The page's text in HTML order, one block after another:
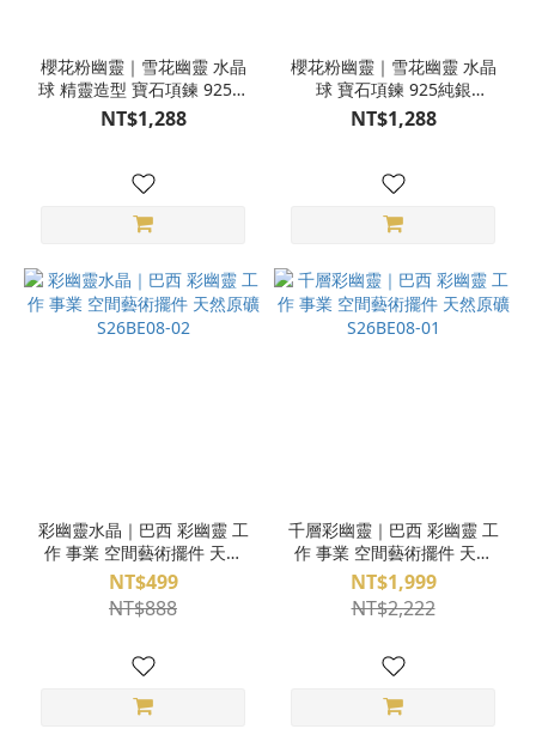
櫻花粉幽靈｜雪花幽靈 水晶
球 精靈造型 寶石項鍊 925純
銀 S24AL31-09
NT$1,288
櫻花粉幽靈｜雪花幽靈 水晶
球 寶石項鍊 925純銀
S24AL31-11
NT$1,288
彩幽靈水晶｜巴西 彩幽靈 工
作 事業 空間藝術擺件 天然
原礦 S26BE08-02
NT$499
NT$888
千層彩幽靈｜巴西 彩幽靈 工
作 事業 空間藝術擺件 天然
原礦 S26BE08-01
NT$1,999
NT$2,222